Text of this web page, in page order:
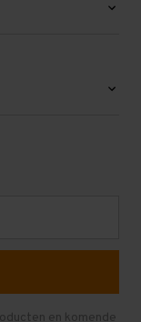
en komende